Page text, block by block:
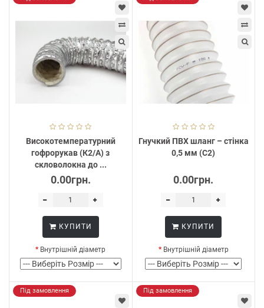
Високотемпературний
гофрорукав (К2/А) з
скловолокна до ...
0.00грн.
КУПИТИ
Внутрішній діаметр
Гнучкий ПВХ шланг – стінка
0,5 мм (С2)
0.00грн.
КУПИТИ
Внутрішній діаметр
Під замовлення Під замовлення